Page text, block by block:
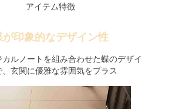
アイテム特徴
が印象的なデザイン性
ルノートを組み合わせた蝶のデザイ
、玄関に優雅な雰囲気をプラス